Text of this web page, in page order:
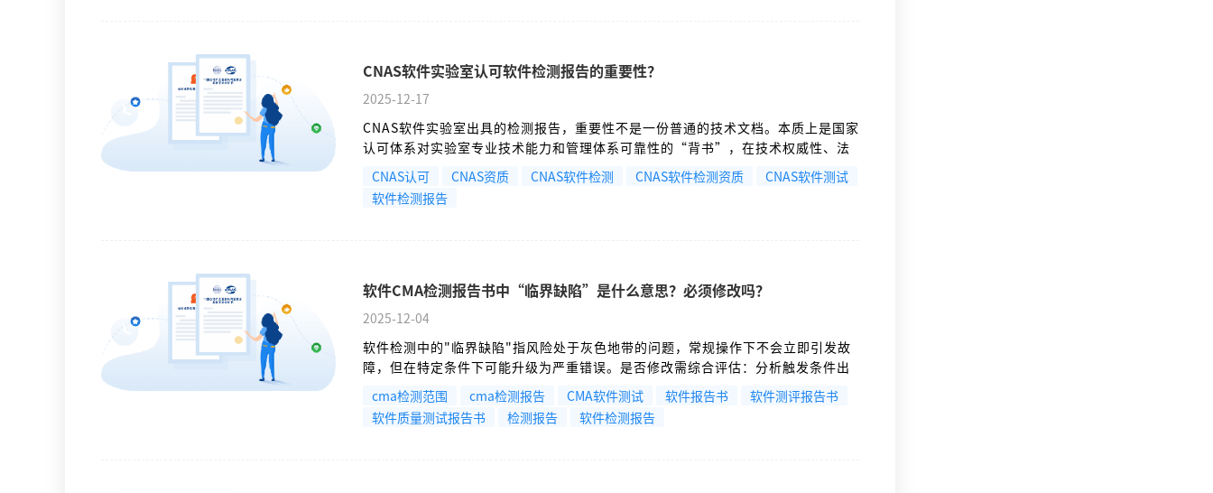
CNAS软件实验室认可软件检测报告的重要性？
2025-12-17
CNAS软件实验室出具的检测报告，重要性不是一份普通的技术文档。本质上是国家
认可体系对实验室专业技术能力和管理体系可靠性的“背书”，在技术权威性、法
律效力和市场公信力层面具有不可替代的作用。
CNAS认可 CNAS资质 CNAS软件检测 CNAS软件检测资质
CNAS软件测试
软件检测报告
软件CMA检测报告书中“临界缺陷”是什么意思？必须修改吗？
2025-12-04
软件检测中的"临界缺陷"指风险处于灰色地带的问题，常规操作下不会立即引发故
障，但在特定条件下可能升级为严重错误。是否修改需综合评估：分析触发条件出
现的概率和影响程度；考虑软件生命周期长短；权衡修复成本与潜在收益。建议与
开发团队、产品经理共同评估风险等级，最终做出"立即修复"、"计划修复"或"记录
暂不修复"的决策，并确保决策过程有完整记录。
cma检测范围 cma检测报告 CMA软件测试 软件报告书
软件测评报告书
软件质量测试报告书
检测报告 软件检测报告